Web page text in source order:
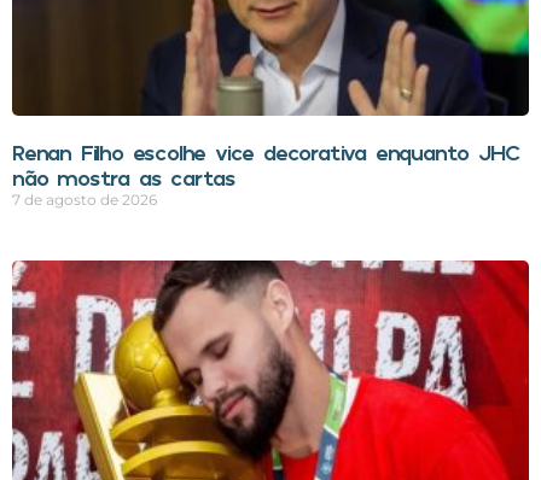
Renan Filho escolhe vice decorativa enquanto JHC
não mostra as cartas
7 de agosto de 2026